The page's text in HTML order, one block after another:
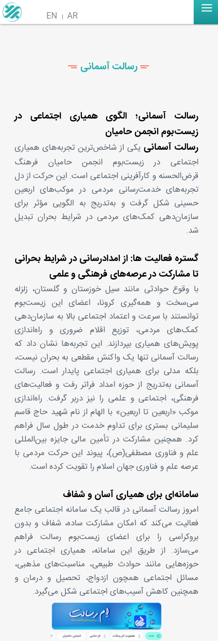
AR
EN
رسالت آسمانی
رسالت آسمانی؛ الگوی همیاری اجتماعی در
زیست‌بوم انجمن حامیان
رسالت آسمانی یکی از شاخص‌ترین تجربه‌های همیاری
اجتماعی در زیست‌بوم انجمن حامیان فرهنگ
قرض‌الحسنه و کارآفرینی اجتماعی است. این حرکت از دل
تجربه‌های خدمت‌رسانی مردمی در موکب‌های اربعین
حسینی شکل گرفت و به‌تدریج به الگویی مؤثر برای
سازمان‌دهی کمک‌های مردمی در شرایط بحران تبدیل
شد.
گستره فعالیت ‎ها:‌ از امدادرسانی در شرایط بحرانی
تا مشارکت در عرصه‌های فرهنگی و علمی
با وقوع حوادثی مانند سیل خوزستان و گلستان، زلزله
سی‌سخت و همه‌گیری کرونا، اعضای این زیست‌بوم
توانستند با سرعت و اعتماد اجتماعی بالا به سازمان‌دهی
کمک‌های مردمی، توزیع اقلام ضروری و راه‌اندازی
پویش‌های همیاری بپردازند. این تجربه‌ها نشان داد که
رسالت آسمانی تنها یک واکنش مقطعی به بحران نیست،
بلکه مدلی برای همیاری اجتماعی پایدار است. رسالت
آسمانی به‌تدریج از حوزه امداد فراتر رفت و فعالیت‌های
فرهنگی، اجتماعی و علمی را نیز دربر گرفت. راه‌اندازی
موکب «اربعین تا اربعین» با الهام از نام شهید حاج قاسم
سلیمانی بستری برای تداوم خدمت در طول سال فراهم
کرد. همچنین مشارکت در تأمین مالی جایزه بین‌المللی
علم و فناوری مصطفی(ص)، پیوند این حرکت مردمی با
عرصه علم و فناوری جهان اسلام را تقویت کرده است.
سامانه‌ای برای همیاری آسان و شفاف
امروز رسالت آسمانی در قالب یک سامانه اجتماعی جامع
فعالیت می‌کند که امکان مشارکت ساده، شفاف و بدون
بروکراسی را برای اعضای زیست‌بوم رسالت فراهم
می‌سازد. از طریق این سامانه، همیاری اجتماعی در
حوزه‌هایی مانند حوادث طبیعی، مناسبت‌های مذهبی،
مسائل اجتماعی همچون ازدواج، تحصیل و درمان و
همچنین کاهش آسیب‌های اجتماعی شکل می‌گیرد.